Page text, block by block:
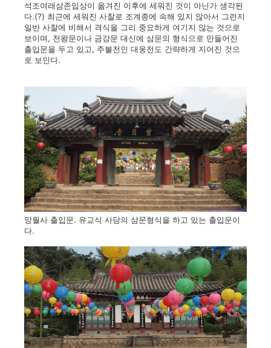
석조여래삼존입상이 옮겨진 이후에 세워진 것이 아닌가 생각된
다.(?) 최근에 세워진 사찰로 조계종에 속해 있지 않아서 그런지
일반 사찰에 비해서 격식을 그리 중요하게 여기지 않는 것으로
보이며, 천왕문이나 금강문 대신에 삼문의 형식으로 만들어진
출입문을 두고 있고, 주불전인 대웅전도 간략하게 지어진 것으
로 보인다.
망월사 출입문. 유교식 사당의 삼문형식을 하고 있는 출입문이
다.